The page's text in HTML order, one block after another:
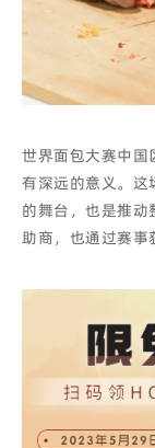
世界面包大赛中国
有深远的意义。这
的舞台，也是推
助商，也通过赛事